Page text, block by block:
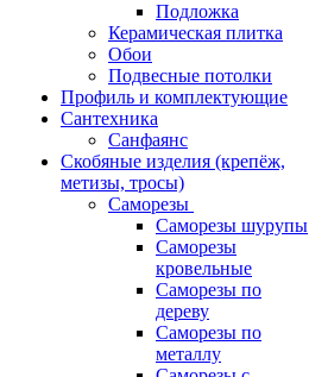
Подложка
Керамическая плитка
Обои
Подвесные потолки
Профиль и комплектующие
Сантехника
Санфаянс
Скобяные изделия (крепёж,
метизы, тросы)
Саморезы
Саморезы шурупы
Саморезы
кровельные
Саморезы по
дереву
Саморезы по
металлу